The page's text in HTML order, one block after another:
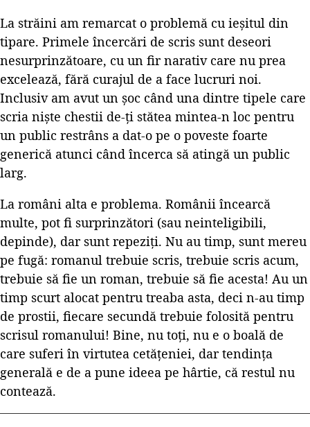
La străini am remarcat o problemă cu ieșitul din
tipare. Primele încercări de scris sunt deseori
nesurprinzătoare, cu un fir narativ care nu prea
excelează, fără curajul de a face lucruri noi.
Inclusiv am avut un șoc când una dintre tipele care
scria niște chestii de-ți stătea mintea-n loc pentru
un public restrâns a dat-o pe o poveste foarte
generică atunci când încerca să atingă un public
larg.
La români alta e problema. Românii încearcă
multe, pot fi surprinzători (sau neinteligibili,
depinde), dar sunt repeziți. Nu au timp, sunt mereu
pe fugă: romanul trebuie scris, trebuie scris acum,
trebuie să fie un roman, trebuie să fie acesta! Au un
timp scurt alocat pentru treaba asta, deci n-au timp
de prostii, fiecare secundă trebuie folosită pentru
scrisul romanului! Bine, nu toți, nu e o boală de
care suferi în virtutea cetățeniei, dar tendința
generală e de a pune ideea pe hârtie, că restul nu
contează.